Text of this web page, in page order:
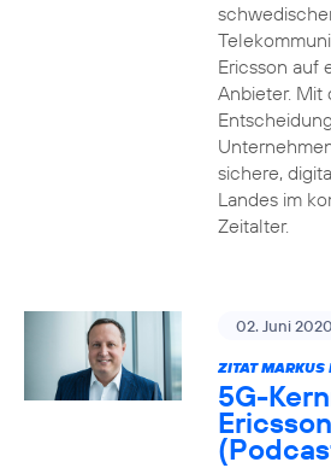
Ericsson auf
Anbieter. Mit
sichere,
Landes im
Zeitalter.
02. Juni 2020
ZITAT MARKUS
5G-